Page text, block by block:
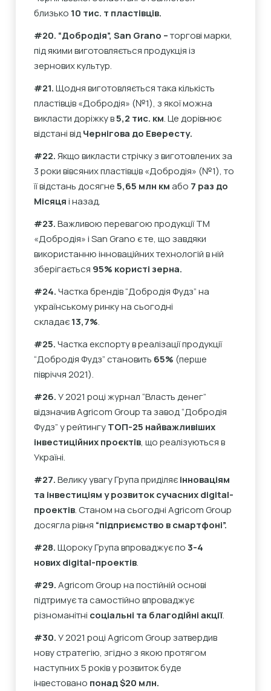
близько 10 тис. т пластівців.
#20. “Добродія”, San Grano –торгові марки,
під якими виготовляється продукція із
зернових культур.
#21.Щодня виготовляється така кількість
пластівців «Добродія» (№1), з якої можна
викласти доріжку в5,2 тис. км. Це дорівнює
відстані відЧернігова до Евересту.
#22.Якщо викласти стрічку з виготовлених за
3 роки вівсяних пластівців «Добродія» (№1), то
її відстань досягне5,65 млн кмабо 7 раз до
Місяцяі назад.
#23.Важливою перевагою продукції ТМ
«Добродія» і San Grano є те, що завдяки
використанню інноваційних технологій в ній
зберігається 95% користі зерна.
#24.Частка брендів “Добродія Фудз” на
українському ринку на сьогодні
складає13,7%.
#25.Частка експорту в реалізації продукції
“Добродія Фудз” становить 65% (перше
півріччя 2021).
#26.У 2021 році журнал “Власть денег”
відзначив Agricom Group та завод “Добродія
Фудз” у рейтингуТОП-25 найважливіших
інвестиційних проєктів, що реалізуються в
Україні.
#27.Велику увагу Група приділяєінноваціям
та інвестиціям у розвиток сучасних digital-
проектів. Станом на сьогодні Agricom Group
досягла рівня “підприємство в смартфоні”.
#28.Щороку Група впроваджує по3-4
нових digital-проектів.
#29.Agricom Group на постійній основі
підтримує та самостійно впроваджує
різноманітні соціальні та благодійні акції.
#30.У 2021 році Agricom Group затвердив
нову стратегію, згідно з якою протягом
наступних 5 років у розвиток буде
інвестовано понад $20 млн.